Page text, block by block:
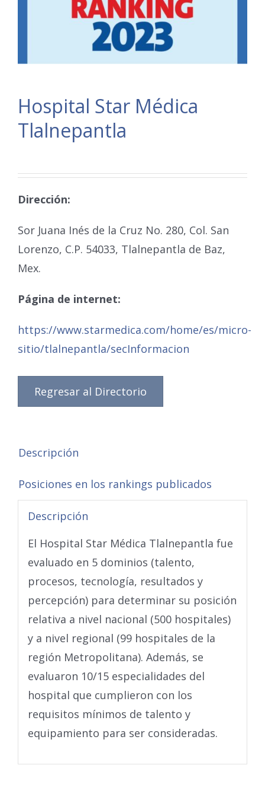
Hospital Star Médica
Tlalnepantla
Dirección:
Sor Juana Inés de la Cruz No. 280, Col. San
Lorenzo, C.P. 54033, Tlalnepantla de Baz,
Mex.
Página de internet:
https://www.starmedica.com/home/es/micro-
sitio/tlalnepantla/secInformacion
Regresar al Directorio
Descripción
Posiciones en los rankings publicados
Descripción
El Hospital Star Médica Tlalnepantla fue
evaluado en 5 dominios (talento,
procesos, tecnología, resultados y
percepción) para determinar su posición
relativa a nivel nacional (500 hospitales)
y a nivel regional (99 hospitales de la
región Metropolitana). Además, se
evaluaron 10/15 especialidades del
hospital que cumplieron con los
requisitos mínimos de talento y
equipamiento para ser consideradas.